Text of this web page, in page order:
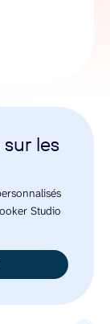
les
Studio